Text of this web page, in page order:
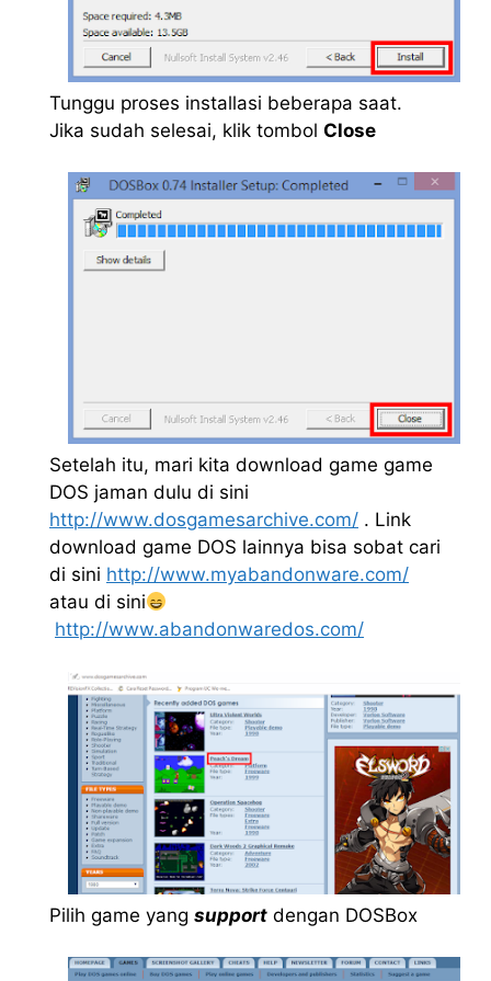
Tunggu proses installasi beberapa saat.
Jika sudah selesai, klik tombol Close
Setelah itu, mari kita download game game
DOS jaman dulu di sini
http://www.dosgamesarchive.com/ . Link
download game DOS lainnya bisa sobat cari
di sini http://www.myabandonware.com/
atau di sini
http://www.abandonwaredos.com/
Pilih game yang support dengan DOSBox